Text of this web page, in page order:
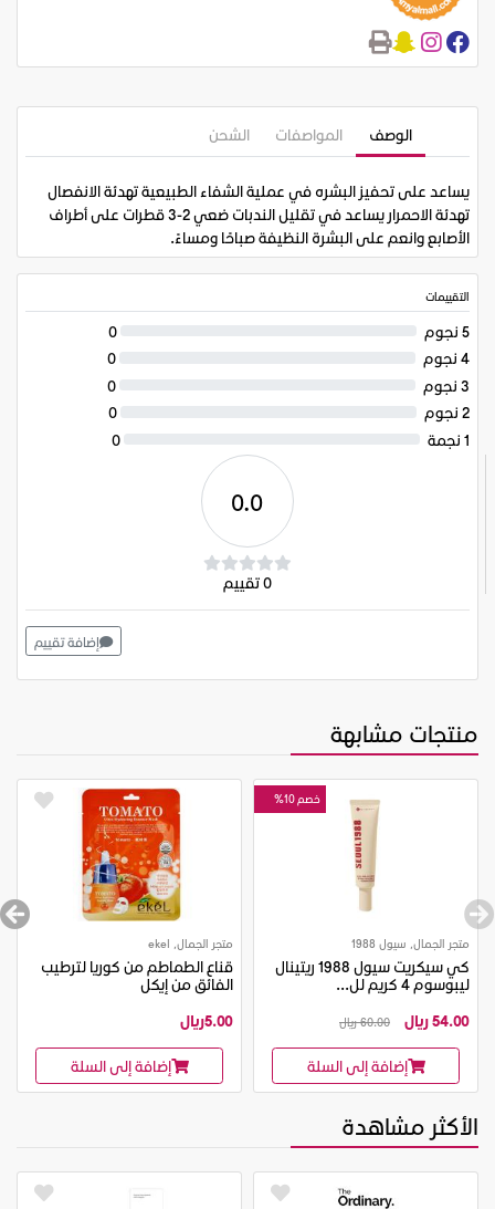
الوصف المواصفات الشحن
يساعد على تحفيز البشره في عملية الشفاء الطبيعية تهدئة الانفصال
تهدئة الاحمرار يساعد في تقليل الندبات ضعي 2-3 قطرات على أطراف
الأصابع وانعم على البشرة النظيفة صباحًا ومساءً.
التقييمات
5 نجوم
0
4 نجوم
0
3 نجوم
0
2 نجوم
0
1 نجمة
0
0.0
0 تقييم
إضافة تقييم
منتجات مشابهة
خصم 10%
متجر الجمال, سيول 1988
كي سيكريت سيول 1988 ريتينال
ليبوسوم 4 كريم لل...
54.00 ريال
60.00 ريال
إضافة إلى السلة
متجر الجمال, ekel
قناع الطماطم من كوريا لترطيب
الفائق من إيكل
5.00ريال
إضافة إلى السلة
الأكثر مشاهدة